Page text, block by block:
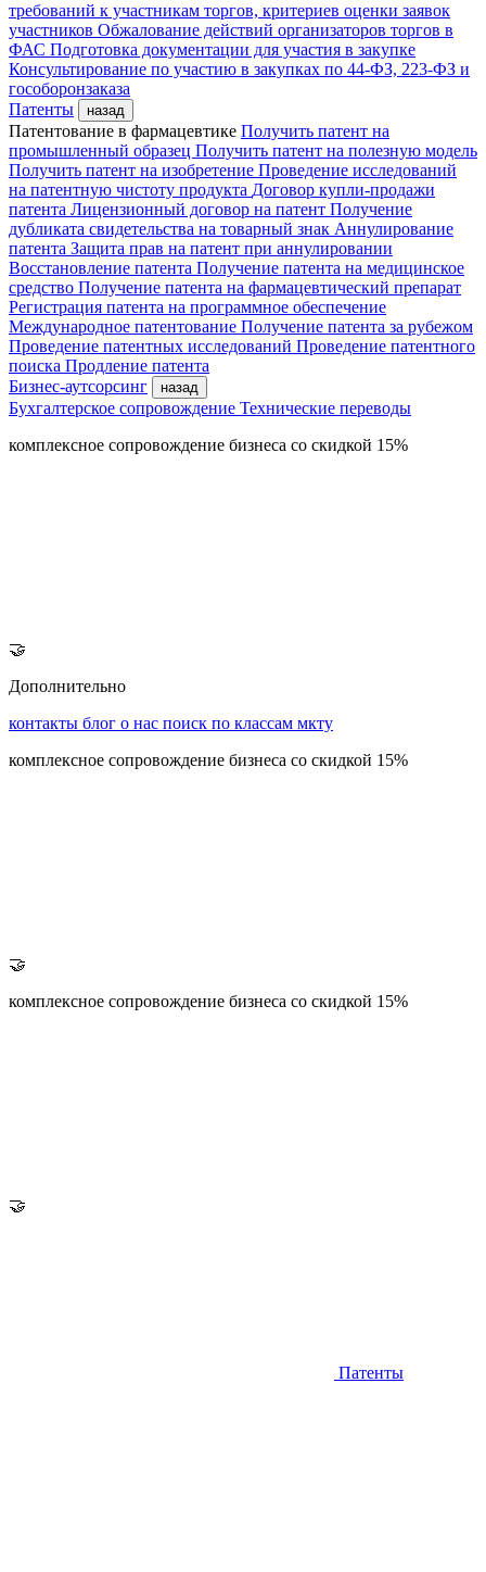
требований к участникам торгов, критериев оценки заявок
участников Обжалование действий организаторов торгов в
ФАС Подготовка документации для участия в закупке
Консультирование по участию в закупках по 44-ФЗ, 223-ФЗ и
гособоронзаказа
Патенты
назад
Патентование в фармацевтике Получить патент на
промышленный образец Получить патент на полезную модель
Получить патент на изобретение Проведение исследований
на патентную чистоту продукта Договор купли-продажи
патента Лицензионный договор на патент Получение
дубликата свидетельства на товарный знак Аннулирование
патента Защита прав на патент при аннулировании
Восстановление патента Получение патента на медицинское
средство Получение патента на фармацевтический препарат
Регистрация патента на программное обеспечение
Международное патентование Получение патента за рубежом
Проведение патентных исследований Проведение патентного
поиска Продление патента
Бизнес-аутсорсинг
назад
Бухгалтерское сопровождение Технические переводы
комплексное сопровождение бизнеса со скидкой 15%
🤝
Дополнительно
контакты блог о нас поиск по классам мкту
комплексное сопровождение бизнеса со скидкой 15%
🤝
комплексное сопровождение бизнеса со скидкой 15%
🤝
Патенты